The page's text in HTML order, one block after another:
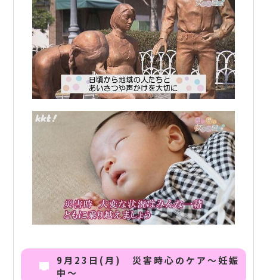
9月23日(月) 災害時心のケア〜妊娠
中〜